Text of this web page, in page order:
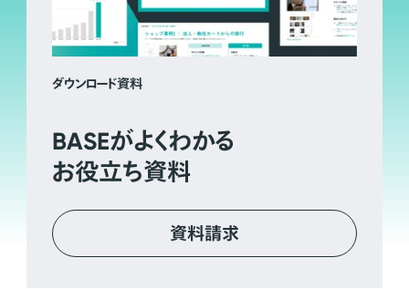
ダウンロード資料
BASEがよくわかる
お役立ち資料
資料請求